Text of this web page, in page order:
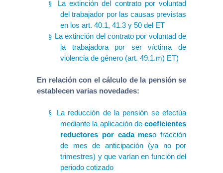
§
La extinción del contrato por voluntad
del trabajador por las causas previstas
en los art. 40.1, 41.3 y 50 del ET
§ La extinción del contrato por voluntad de
la trabajadora por ser víctima de
violencia de género (art. 49.1.m) ET)
En relación con el cálculo de la pensión se
establecen varias novedades:
§
La reducción de la pensión se efectúa
mediante la aplicación de coeficientes
reductores por cada meso fracción
de mes de anticipación (ya no por
trimestres) y que varían en función del
periodo cotizado